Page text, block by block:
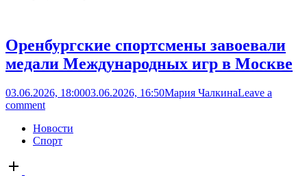
Оренбургские спортсмены завоевали
медали Международных игр в Москве
03.06.2026, 18:0003.06.2026, 16:50Мария ЧалкинаLeave a
comment
Новости
Спорт
Open
post